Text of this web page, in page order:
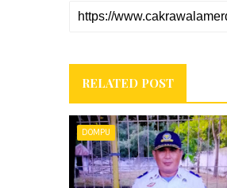
RELATED POST
DOMPU